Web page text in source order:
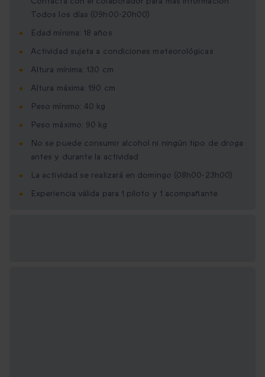
Todos los días (09h00-20h00)
Edad mínima: 18 años
Actividad sujeta a condiciones meteorológicas
Altura mínima: 130 cm
Altura máxima: 190 cm
Peso mínimo: 40 kg
Peso máximo: 90 kg
No se puede consumir alcohol ni ningún tipo de droga
antes y durante la actividad
La actividad se realizará en domingo (08h00-23h00)
Experiencia válida para 1 piloto y 1 acompañante